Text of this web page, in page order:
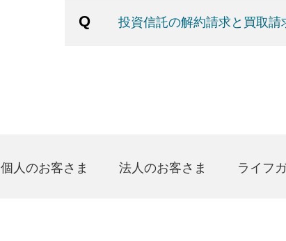
投資信託の解約請求と買取
個人のお客さま 法人のお客さま ライフ